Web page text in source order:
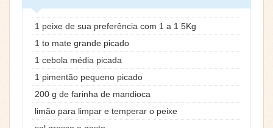
1 peixe de sua preferência com 1 a 1 5Kg
1 to mate grande picado
1 cebola média picada
1 pimentão pequeno picado
200 g de farinha de mandioca
limão para limpar e temperar o peixe